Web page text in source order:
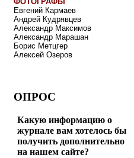
Евгений Кармаев
Андрей Кудрявцев
Александр Максимов
Александр Марашан
Борис Метцгер
Алексей Озеров
ОПРОС
Какую информацию о
журнале вам хотелось бы
получить дополнительно
на нашем сайте?